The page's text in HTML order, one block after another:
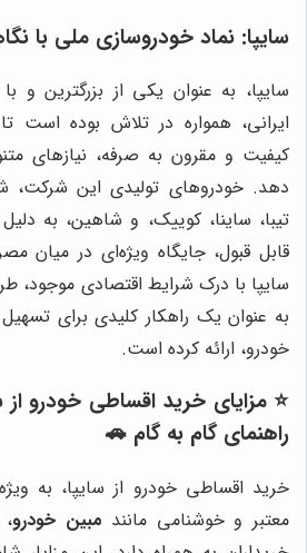
سایپا: نماد خودروسازی ملی با
سایپا، به عنوان یکی از بزرگترین و
ایرانی، همواره در تلاش بوده است
کیفیت و مقرون به صرفه، نیازهای
دهد. خودروهای تولیدی این
تیبا، ساینا، کوییک، و شاهین، به
قابل قبول، جایگاه ویژه‌ای در میان
سایپا با درک شرایط اقتصادی موجود،
به عنوان یک راهکار کلیدی برای
خودرو، ارائه کرده است.
⭐️ مزایای خرید اقساطی خودرو از
راهنمای گام به گام 🚗
خرید اقساطی خودرو از سایپا، به
معتبر و خوشنامی مانند مبین خودرو